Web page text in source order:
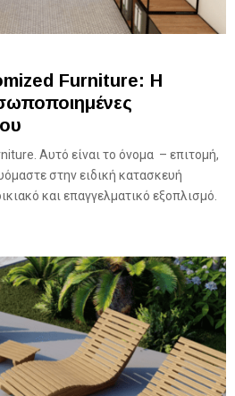
Furniture: Η
Αυτό είναι το όνομα – επιτομή,
στην ειδική κατασκευή
και επαγγελματικό εξοπλισμό.